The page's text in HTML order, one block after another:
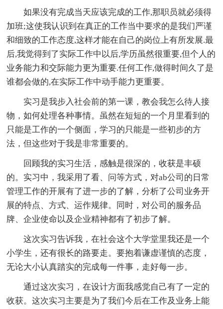
如果没有完成当天应该完成的工作,那职员就必须得
加班;这使我认识到在真正的工作当中要求的是我们严谨
和细致的工作态度,这样才能在自己的岗位上有所发展.最
后,我觉得到了实际工作中以后,学历虽然很重要,但个人的
业务能力和交际能力更为重要.任何工作,做得时间久了是
谁都会做的,在实际工作中动手能力更重要。
实习是我步入社会前的第一课，教会我怎么待人接
物，如何处理各种事情。虽然在短短的一个月里看到的
只能是工作的一个侧面，学习的只能是一些初步的方
法，但这些对于我是非常重要的。
回顾我的实习生活，感触是很深的，收获是丰硕
的。实习中，我采用了看、问等方式，对ab公司的日常
管理工作的开展有了进一步的了解，分析了公司业务开
展的特点、方式、运作规律。同时，对公司的服务品
牌、企业使命以及企业精神都有了初步了解。
这次实习告诉我，在社会这个大学堂里我还是一个
小学生，还有很长的路要走。要抱着谦虚谨慎的态度，
无论大小认真踏实的完成每一件事，走好每一步。
通过这次实习，在设计方面我感觉自己有了一定的
收获。这次实习主要是为了我们今后在工作及业务上能